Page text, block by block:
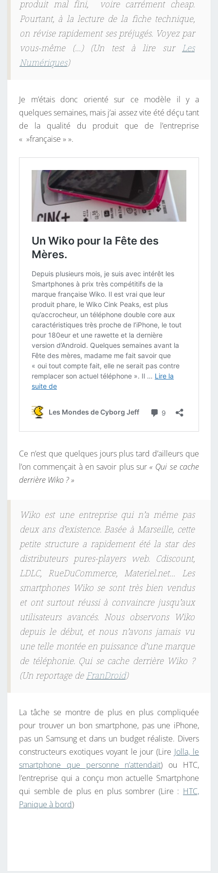
produit mal fini, voire carrément cheap.
Pourtant, à la lecture de la fiche technique,
on révise rapidement ses préjugés. Voyez par
vous-même (…) (Un test à lire sur Les
Numériques)
Je m’étais donc orienté sur ce modèle il y a
quelques semaines, mais j’ai assez vite été déçu tant
de la qualité du produit que de l’entreprise
« »française » ».
Ce n’est que quelques jours plus tard d’ailleurs que
l’on commençait à en savoir plus sur« Qui se cache
derrière Wiko ? »
Wiko est une entreprise qui n’a même pas
deux ans d’existence. Basée à Marseille, cette
petite structure a rapidement été la star des
distributeurs pures-players web. Cdiscount,
LDLC, RueDuCommerce, Materiel.net… Les
smartphones Wiko se sont très bien vendus
et ont surtout réussi à convaincre jusqu’aux
utilisateurs avancés. Nous observons Wiko
depuis le début, et nous n’avons jamais vu
une telle montée en puissance d’une marque
de téléphonie. Qui se cache derrière Wiko ?
(Un reportage deFranDroid)
La tâche se montre de plus en plus compliquée
pour trouver un bon smartphone, pas une iPhone,
pas un Samsung et dans un budget réaliste. Divers
constructeurs exotiques voyant le jour (Lire Jolla, le
smartphone que personne n’attendait) ou HTC,
l’entreprise qui a conçu mon actuelle Smartphone
qui semble de plus en plus sombrer (Lire : HTC,
Panique à bord)